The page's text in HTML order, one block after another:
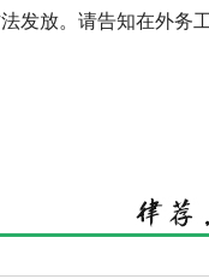
发放。请告知在外务